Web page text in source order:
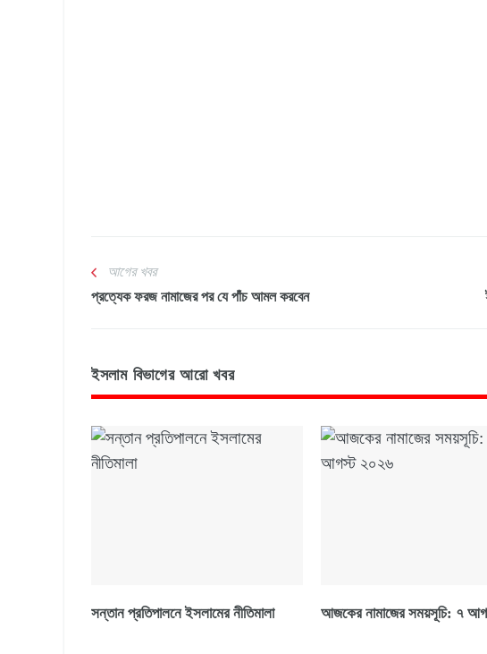
আগের খবর
প্রত্যেক ফরজ নামাজের পর যে পাঁচ আমল করবেন
ইসলাম বিভাগের আরো খবর
সন্তান প্রতিপালনে ইসলামের নীতিমালা আজকের নামাজের সময়সূচি: ৭